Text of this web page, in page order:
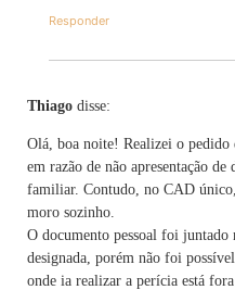
Responder
Thiago disse:
Olá, boa noite! Realizei o
em razão de não apresentação
familiar. Contudo, no CAD
moro sozinho.
O documento pessoal foi
designada, porém não foi
onde ia realizar a perícia está